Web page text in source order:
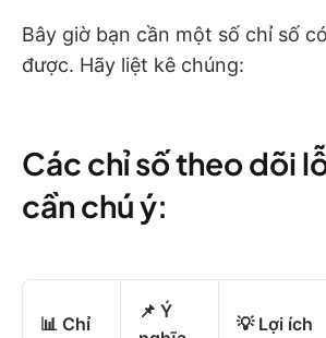
Bây giờ bạn cần một số chỉ số
được. Hãy liệt kê chúng:
Các chỉ số theo dõi
cần chú ý:
📊 Chỉ
📌 Ý
💡 Lợi ích